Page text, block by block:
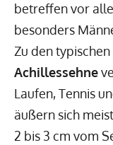
betreffen vor
besonders
Zu den
Achillessehne
Laufen, Tennis
äußern sich
2 bis 3 cm vom